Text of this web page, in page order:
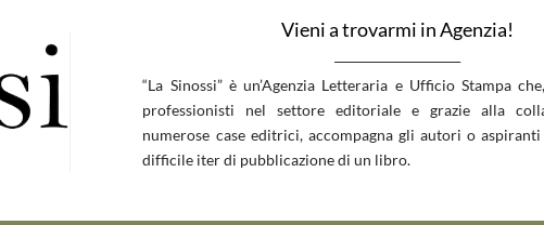
Vieni a trovarmi in Agenzia!
“La Sinossi” è un’Agenzia Letteraria e Ufficio Stampa
professionisti nel settore editoriale e grazie alla
numerose case editrici, accompagna gli autori o
difficile iter di pubblicazione di un libro.